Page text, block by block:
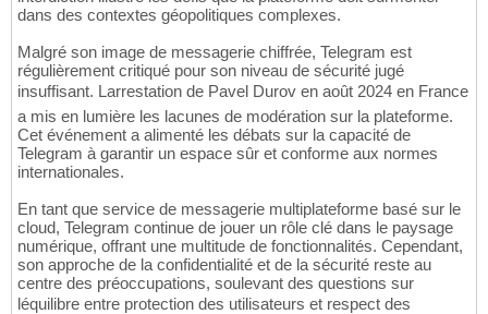
dans des contextes géopolitiques complexes.
Malgré son image de messagerie chiffrée, Telegram est
régulièrement critiqué pour son niveau de sécurité jugé
insuffisant. Larrestation de Pavel Durov en août 2024 en France
a mis en lumière les lacunes de modération sur la plateforme.
Cet événement a alimenté les débats sur la capacité de
Telegram à garantir un espace sûr et conforme aux normes
internationales.
En tant que service de messagerie multiplateforme basé sur le
cloud, Telegram continue de jouer un rôle clé dans le paysage
numérique, offrant une multitude de fonctionnalités. Cependant,
son approche de la confidentialité et de la sécurité reste au
centre des préoccupations, soulevant des questions sur
léquilibre entre protection des utilisateurs et respect des